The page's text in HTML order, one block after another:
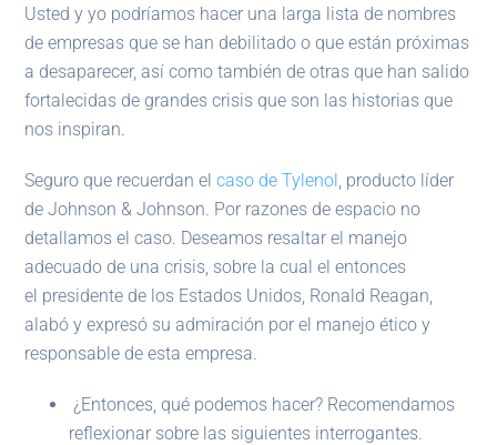
Usted y yo podríamos hacer una larga lista de nombres
de empresas que se han debilitado o que están próximas
a desaparecer, así como también de otras que han salido
fortalecidas de grandes crisis que son las historias que
nos inspiran.
Seguro que recuerdan elcaso de Tylenol , producto líder
de Johnson & Johnson. Por razones de espacio no
detallamos el caso. Deseamos resaltar el manejo
adecuado de una crisis, sobre la cual el entonces
el presidente de los Estados Unidos, Ronald Reagan,
alabó y expresó su admiración por el manejo ético y
responsable de esta empresa.
¿Entonces, qué podemos hacer? Recomendamos
reflexionar sobre las siguientes interrogantes.